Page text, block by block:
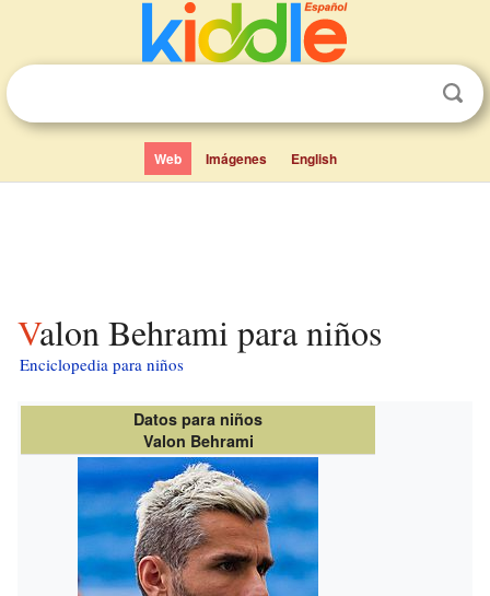
Web Imágenes English
Valon Behrami para niños
Enciclopedia para niños
Datos para niños
Valon Behrami